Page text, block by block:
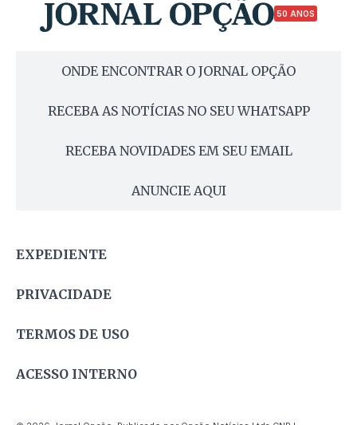
50 ANOS
ONDE ENCONTRAR O JORNAL OPÇÃO
RECEBA AS NOTÍCIAS NO SEU WHATSAPP
RECEBA NOVIDADES EM SEU EMAIL
ANUNCIE AQUI
EXPEDIENTE
PRIVACIDADE
TERMOS DE USO
ACESSO INTERNO